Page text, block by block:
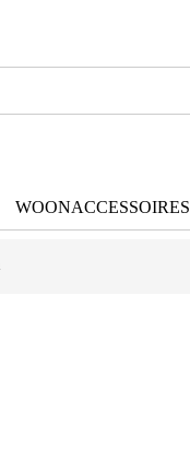
WOONACCESSOIRES